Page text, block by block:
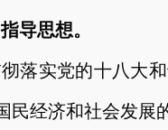
导思想。
落实党的十八大
民经济和社会发展